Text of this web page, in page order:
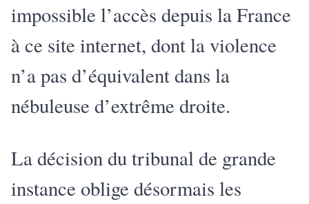
impossible l’accès depuis la France
à ce site internet, dont la violence
n’a pas d’équivalent dans la
nébuleuse d’extrême droite.
La décision du tribunal de grande
instance oblige désormais les